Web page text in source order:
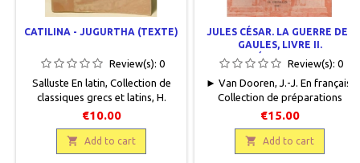
CATILINA - JUGURTHA (TEXTE)
Review(s): 0
Salluste En latin, Collection de
classiques grecs et latins, H.
Dessain, 1973, 12.5 x 18.5, 138
pages, broché, occasion. Bon
état.
€10.00
 Add to cart
JULES CÉSAR. LA GUERRE DES
GAULES, LIVRE II.
PRÉPARATION
Review(s): 0
► Van Dooren, J.-J. En français,
Collection de préparations
d'auteurs latins, H. Dessain, 1967,
12,5 x 18,5, 59 pages, broché,
occasion.Bon état. Tampon
service de presse sur la
€15.00
 Add to cart